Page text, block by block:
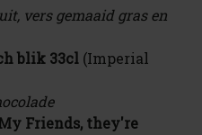
vers gemaaid gras en
blik 33cl (Imperial
Friends, they're